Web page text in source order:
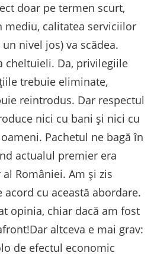
doar pe termen scurt,
mediu, calitatea serviciilor
nivel jos) va scădea.
cheltuieli. Da, privilegiile
trebuie eliminate,
reintrodus. Dar respectul
nici cu bani şi nici cu
Pachetul ne bagă în
actualul premier era
României. Am şi zis
acord cu această abordare.
opinia, chiar dacă am fost
altceva e mai grav:
de efectul economic